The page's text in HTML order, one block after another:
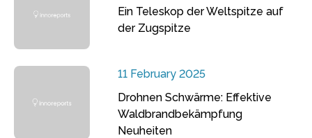
Ein Teleskop der Weltspitze auf
der Zugspitze
11 February 2025
Drohnen Schwärme: Effektive
Waldbrandbekämpfung
Neuheiten